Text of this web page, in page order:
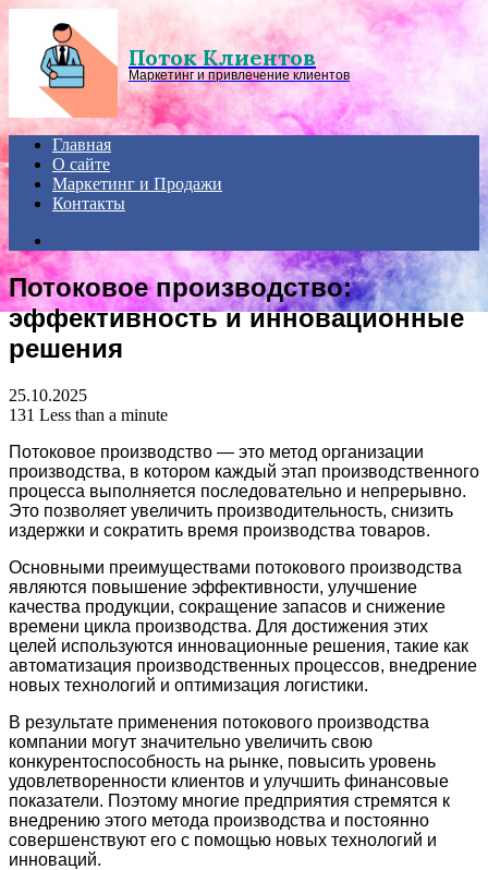
Поток Клиентов
Маркетинг и привлечение клиентов
Главная
О сайте
Маркетинг и Продажи
Контакты
for
Потоковое производство:
эффективность и инновационные
решения
25.10.2025
131 Less than a minute
Потоковое производство — это метод организации
производства, в котором каждый этап производственного
процесса выполняется последовательно и непрерывно.
Это позволяет увеличить производительность, снизить
издержки и сократить время производства товаров.
Основными преимуществами потокового производства
являются повышение эффективности, улучшение
качества продукции, сокращение запасов и снижение
времени цикла производства. Для достижения этих
целей используются инновационные решения, такие как
автоматизация производственных процессов, внедрение
новых технологий и оптимизация логистики.
В результате применения потокового производства
компании могут значительно увеличить свою
конкурентоспособность на рынке, повысить уровень
удовлетворенности клиентов и улучшить финансовые
показатели. Поэтому многие предприятия стремятся к
внедрению этого метода производства и постоянно
совершенствуют его с помощью новых технологий и
инноваций.